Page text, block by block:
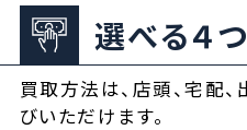
選べる４
買取方法は、店頭、宅配
びいただけます。